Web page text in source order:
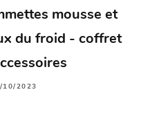
mousse et
du froid - coffret
10/2023